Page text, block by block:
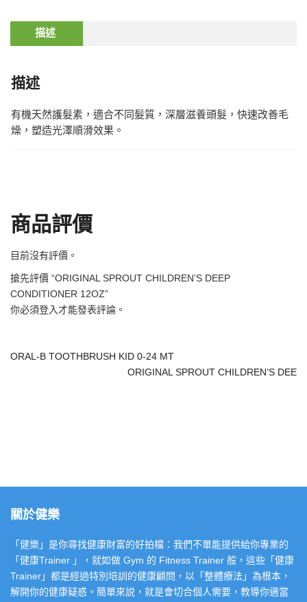
描述
描述
有機天然護髮素，適合不同髮質，深層滋養頭髮，快速改善毛
燥，塑造光澤順滑效果。
商品評價
目前沒有評價。
搶先評價 “ORIGINAL SPROUT CHILDREN’S DEEP
CONDITIONER 12OZ”
你必須登入才能發表評論。
ORAL-B TOOTHBRUSH KID 0-24 MT
ORIGINAL SPROUT CHILDREN’S DEE
關於健樂
「健樂」是你尋找健康財富的好拍檔：我們不單能提供給你專業的
「健康Trainer 」，就如做 Gym 的 Fitness Trainer 般，這些「健康
Trainer」都是經過特別培訓的健康顧問，以「整體療法」為根本，
解開你的健康疑惑。簡單來説，就是會切合個人需要，教導你適當